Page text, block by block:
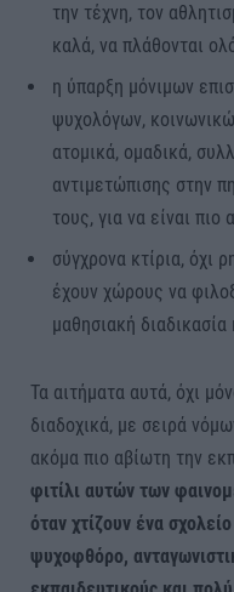
την τέχνη, τον
καλά, να πλάθονται
η ύπαρξη μόνιμων
ψυχολόγων,
ατομικά, ομαδικά,
αντιμετώπισης στην
τους, για να είναι πιο
σύγχρονα κτίρια, όχι
έχουν χώρους να
μαθησιακή
Τα αιτήματα αυτά, όχι
διαδοχικά, με σειρά
ακόμα πιο αβίωτη την
φιτίλι αυτών των
όταν χτίζουν ένα
ψυχοφθόρο,